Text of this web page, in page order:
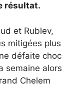
résultat.
et Rublev,
mitigées plus
défaite choc
semaine alors
Chelem